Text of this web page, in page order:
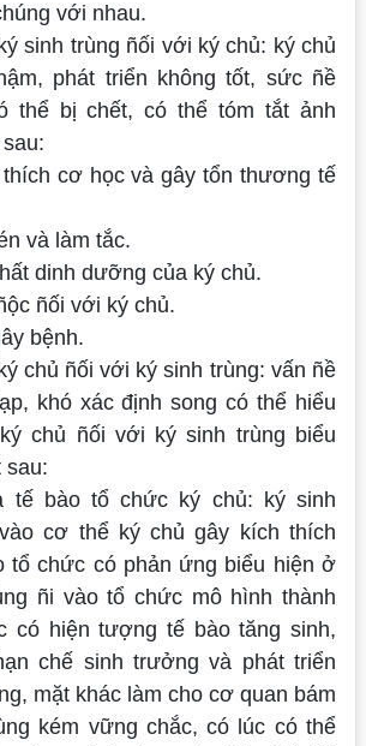
với nhau.
sinh trùng ñối với ký chủ: ký chủ
phát triển không tốt, sức ñề
thể bị chết, có thể tóm tắt ảnh
cơ học và gây tổn thương tế
và làm tắc.
dinh dưỡng của ký chủ.
ñối với ký chủ.
bệnh.
chủ ñối với ký sinh trùng: vấn ñề
khó xác định song có thể hiểu
chủ ñối với ký sinh trùng biểu
sau:
tế bào tổ chức ký chủ: ký sinh
cơ thể ký chủ gây kích thích
tổ chức có phản ứng biểu hiện ở
ñi vào tổ chức mô hình thành
có hiện tượng tế bào tăng sinh,
chế sinh trưởng và phát triển
mặt khác làm cho cơ quan bám
kém vững chắc, có lúc có thể